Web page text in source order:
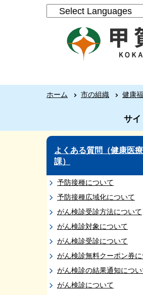
ホーム 市の組織 健康
サイ
よくある質問（健康医
課）
予防接種について
予防接種広域化について
がん検診受診方法について
がん検診対象について
がん検診受診について
がん検診無料クーポン券
がん検診の結果通知につい
がん検診について